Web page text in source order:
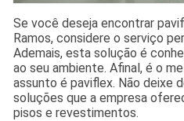
Se você deseja encontrar
Ramos, considere o serviço
Ademais, esta solução é
ao seu ambiente. Afinal, é o
assunto é paviflex. Não deixe
soluções que a empresa
pisos e revestimentos.